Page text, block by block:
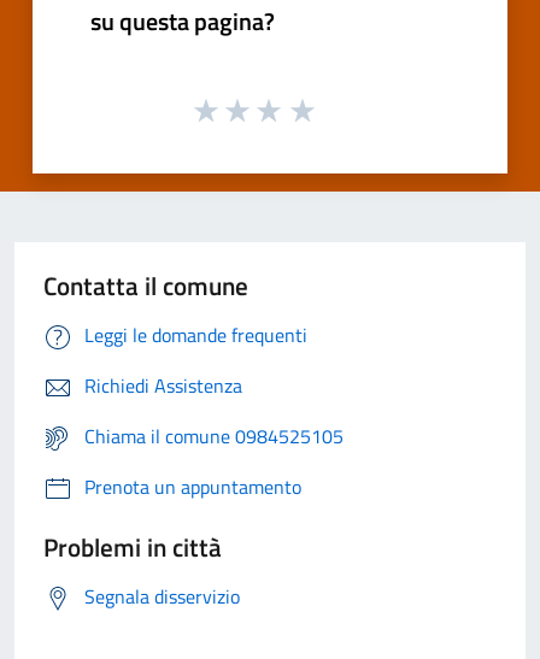
su questa pagina?
Contatta il comune
Leggi le domande frequenti
Richiedi Assistenza
Chiama il comune 0984525105
Prenota un appuntamento
Problemi in città
Segnala disservizio